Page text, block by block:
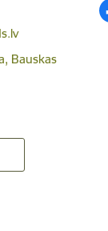
Bauskas